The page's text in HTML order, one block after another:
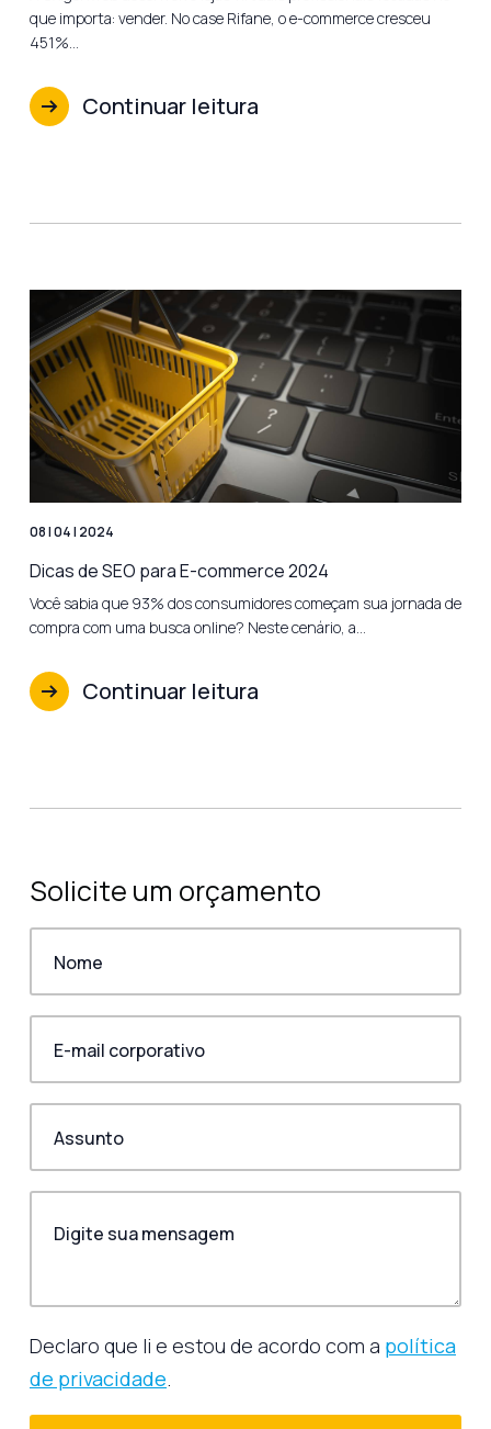
que importa: vender. No case Rifane, o e-commerce cresceu
451%…
Continuar leitura
08 | 04 | 2024
Dicas de SEO para E-commerce 2024
Você sabia que 93% dos consumidores começam sua jornada de
compra com uma busca online? Neste cenário, a…
Continuar leitura
Solicite um orçamento
Declaro que li e estou de acordo com a política
de privacidade.